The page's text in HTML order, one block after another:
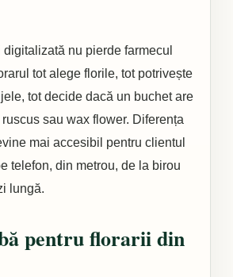
nu pierde farmecul
tot alege florile, tot potrivește
tot decide dacă un buchet are
sau wax flower. Diferența
mai accesibil pentru clientul
telefon, din metrou, de la birou
lungă.
pentru florarii din